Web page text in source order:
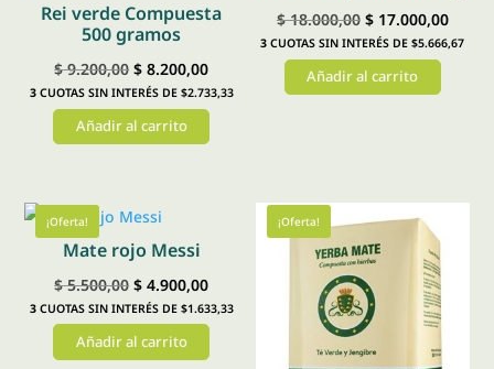
Rei verde Compuesta
500 gramos
$9.200,00 El
precio
original
$ 8.200,00El
precio
3CUOTAS SIN INTERÉS DE $2.733,33
Añadir al carrito
$18.000,00 El
precio
original
$17.000,00El
precio
3 CUOTAS SIN INTERÉS DE $5.666,67
Añadir al carrito
¡Oferta!
Mate rojo Messi
$5.500,00 El
precio
original
$ 4.900,00El
precio
3CUOTAS SIN INTERÉS DE $1.633,33
Añadir al carrito
¡Oferta!